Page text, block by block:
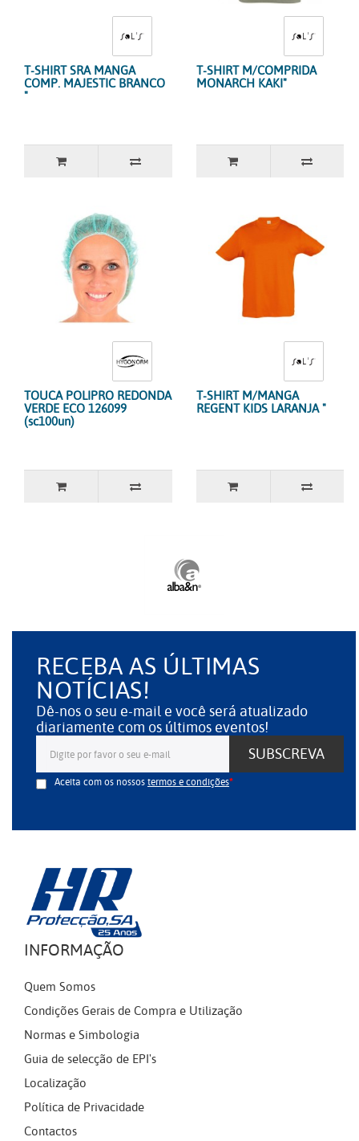
T-SHIRT SRA MANGA
COMP. MAJESTIC BRANCO
"
T-SHIRT M/COMPRIDA
MONARCH KAKI"
TOUCA POLIPRO REDONDA
VERDE ECO 126099
(sc100un)
T-SHIRT M/MANGA
REGENT KIDS LARANJA "
RECEBA AS ÚLTIMAS
NOTÍCIAS!
Dê-nos o seu e-mail e você será atualizado
diariamente com os últimos eventos!
SUBSCREVA
Aceita com os nossostermos e condições
INFORMAÇÃO
Quem Somos
Condições Gerais de Compra e Utilização
Normas e Simbologia
Guia de selecção de EPI's
Localização
Política de Privacidade
Contactos